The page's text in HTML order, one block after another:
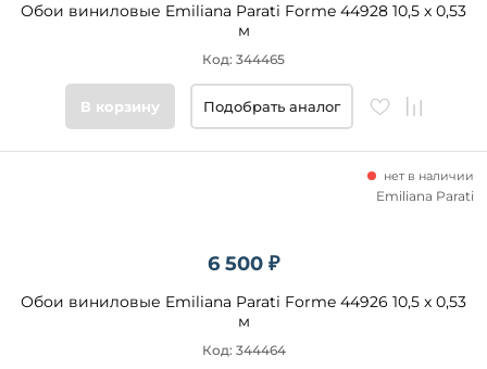
Обои виниловые Emiliana Parati Forme 44928 10,5 x 0,53
м
Код: 344465
В корзину Подобрать аналог
6 500 ₽
Обои виниловые Emiliana Parati Forme 44926 10,5 x 0,53
м
нет в наличии
Код: 344464
Emiliana Parati